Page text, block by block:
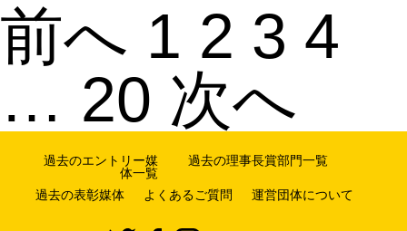
前へ 1 2 3 4
… 20 次へ
過去のエントリー媒
体一覧
過去の理事長賞部門一覧
過去の表彰媒体 よくあるご質問 運営団体について